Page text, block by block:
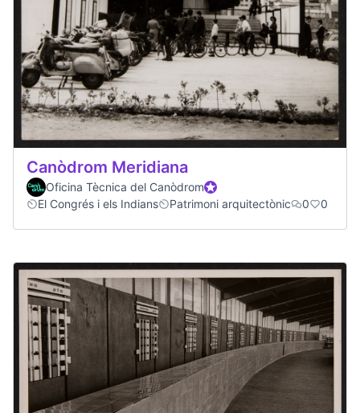
Canòdrom Meridiana
Oficina Tècnica del CanòdromOfficial participant
El Congrés i els Indians
Patrimoni arquitectònic 0 0